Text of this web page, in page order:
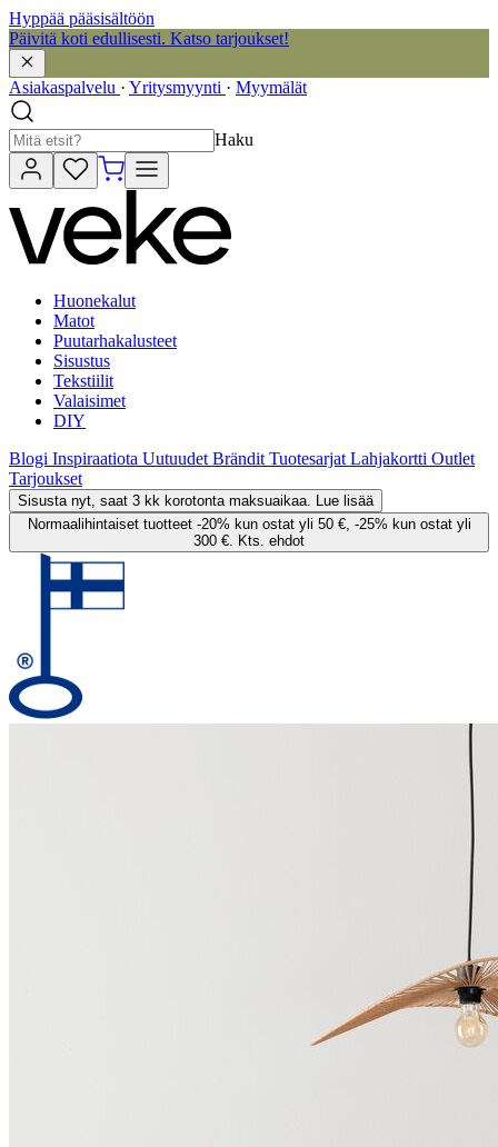
Hyppää pääsisältöön
Päivitä koti edullisesti. Katso tarjoukset!
Asiakaspalvelu · Yritysmyynti · Myymälät
Haku
Huonekalut
Matot
Puutarhakalusteet
Sisustus
Tekstiilit
Valaisimet
DIY
Blogi Inspiraatiota Uutuudet Brändit Tuotesarjat Lahjakortti Outlet
Tarjoukset
Sisusta nyt, saat 3 kk korotonta maksuaikaa. Lue lisää
Normaalihintaiset tuotteet -20% kun ostat yli 50 €, -25% kun ostat yli
300 €. Kts. ehdot